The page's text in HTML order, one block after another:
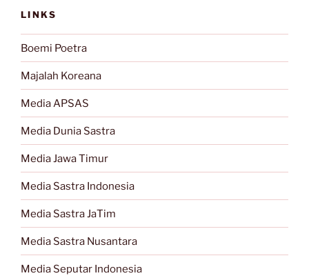
LINKS
Boemi Poetra
Majalah Koreana
Media APSAS
Media Dunia Sastra
Media Jawa Timur
Media Sastra Indonesia
Media Sastra JaTim
Media Sastra Nusantara
Media Seputar Indonesia